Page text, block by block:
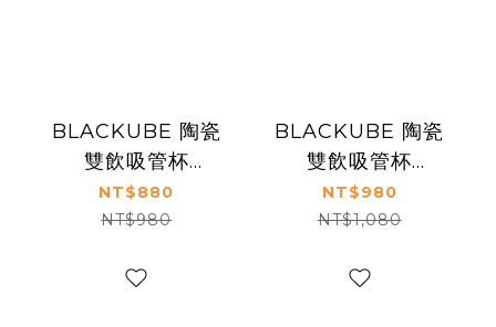
BLACKUBE 陶瓷
雙飲吸管杯
Tumbler 600ml -
肉桂粉 (Tritan吸
NT$880
NT$980
BLACKUBE 陶瓷
雙飲吸管杯
Tumbler 800ml -
肉桂粉 (不鏽鋼吸
NT$980
NT$1,080